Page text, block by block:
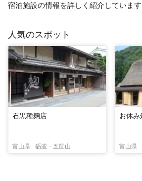
宿泊施設の情報を詳しく紹介しています
人気のスポット
石黒種麹店
富山県 砺波・五箇山
お休
富山県